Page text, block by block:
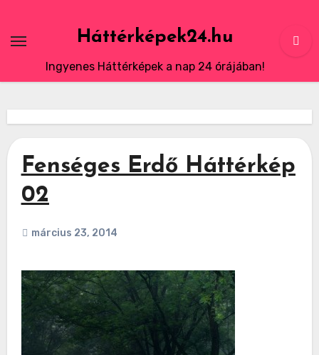
content
Háttérképek24.hu
Ingyenes Háttérképek a nap 24 órájában!
Fenséges Erdő Háttérkép
02
március 23, 2014